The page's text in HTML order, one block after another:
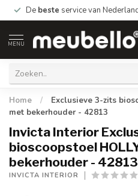
De beste service van
MENU
Home /
Exclusieve 3-zits
met bekerhouder - 42813
Invicta Interior
bioscoopstoel
bekerhouder - 42813
INVICTA INTERIOR